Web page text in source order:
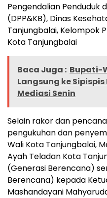
Pengendalian Penduduk
(DPP&KB), Dinas
Tanjungbalai, Kelompok
Kota Tanjungbalai
Baca Juga : Bupati-
Langsung ke
Mediasi Senin
Selain rakor dan
pengukuhan dan
Wali Kota Tanjungbalai,
Ayah Teladan Kota
(Generasi Berencana)
Berencana) kepada
Mashandayani